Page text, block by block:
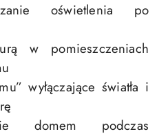
oświetlenia po
w pomieszczeniach
wyłączające światła i
domem podczas